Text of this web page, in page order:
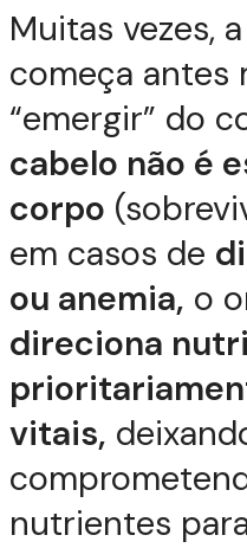
Muitas vezes,
começa antes
“emergir” do
cabelo não é
corpo
em casos de
ou anemia, o
direciona
vitais,
nutrientes